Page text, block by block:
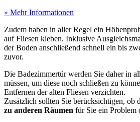
» Mehr Informationen
Zudem haben in aller Regel ein
auf Fliesen kleben. Inklusive
der Boden anschließend schnell ein bis
zuvor.
Die Badezimmertür werden Sie daher in
müssen, um diese noch schließen zu
Entfernen der alten Fliesen verzichten.
Zusätzlich sollten Sie berücksichtigen, ob
zu anderen Räumen für Sie ein Problem